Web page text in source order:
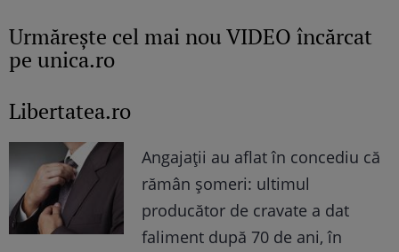
Urmăreşte cel mai nou VIDEO încărcat
pe unica.ro
Libertatea.ro
Angajații au aflat în concediu că
rămân șomeri: ultimul
producător de cravate a dat
faliment după 70 de ani, în